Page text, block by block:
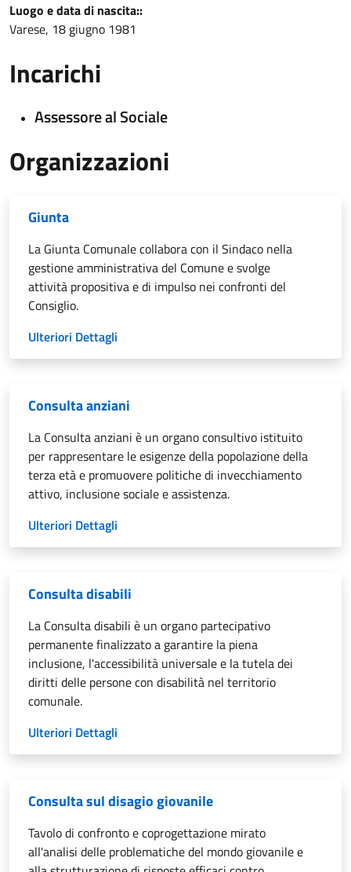
Luogo e data di nascita::
Varese, 18 giugno 1981
Incarichi
Assessore al Sociale
Organizzazioni
Giunta
La Giunta Comunale collabora con il Sindaco nella
gestione amministrativa del Comune e svolge
attività propositiva e di impulso nei confronti del
Consiglio.
Ulteriori Dettagli
Consulta anziani
La Consulta anziani è un organo consultivo istituito
per rappresentare le esigenze della popolazione della
terza età e promuovere politiche di invecchiamento
attivo, inclusione sociale e assistenza.
Ulteriori Dettagli
Consulta disabili
La Consulta disabili è un organo partecipativo
permanente finalizzato a garantire la piena
inclusione, l'accessibilità universale e la tutela dei
diritti delle persone con disabilità nel territorio
comunale.
Ulteriori Dettagli
Consulta sul disagio giovanile
Tavolo di confronto e coprogettazione mirato
all'analisi delle problematiche del mondo giovanile e